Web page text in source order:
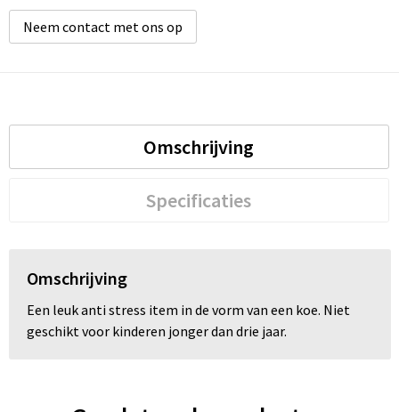
Neem contact met ons op
Omschrijving
Specificaties
Omschrijving
Een leuk anti stress item in de vorm van een koe. Niet
geschikt voor kinderen jonger dan drie jaar.